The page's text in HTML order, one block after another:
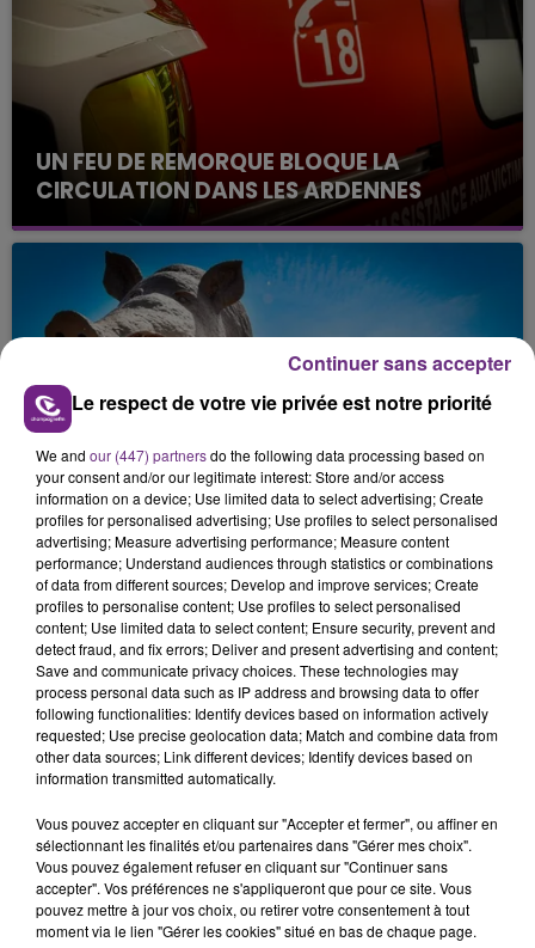
UN FEU DE REMORQUE BLOQUE LA
CIRCULATION DANS LES ARDENNES
Un feu de remorque s'est déclaré ce mercredi en
fin de matinée sur l'A34.
VENEZ FÊTER CE WEEK-END
L'ANNIVERSAIRE DE WOINIC
Ce samedi 8 août sera un grand jour :
l'anniversaire du plus gros sanglier du monde.
Une fête est donc organisée et vous êtes tous
conviés !
TITRES DIFFUSÉS
0h54
0h54
AMBRE
J'me Demande
0h51
0h51
AVA MAX
Who's Laughing Now
Le respect de votre vie privée est notre priorité
We and our (447) partnersdo the following data processing based on
your consent and/or our legitimate interest: Store and/or access
information on a device; Use limited data to select advertising; Create
profiles for personalised advertising; Use profiles to select personalised
advertising; Measure advertising performance; Measure content
performance; Understand audiences through statistics or combinations
of data from different sources; Develop and improve services; Create
profiles to personalise content; Use profiles to select personalised
content; Use limited data to select content; Ensure security, prevent and
detect fraud, and fix errors; Deliver and present advertising and content;
Save and communicate privacy choices. These technologies may
process personal data such as IP address and browsing data to offer
following functionalities: Identify devices based on information actively
requested; Use precise geolocation data; Match and combine data from
other data sources; Link different devices; Identify devices based on
information transmitted automatically.
Vous pouvez accepter en cliquant sur "Accepter et fermer", ou affiner en
sélectionnant les finalités et/ou partenaires dans "Gérer mes choix".
Vous pouvez également refuser en cliquant sur "Continuer sans
accepter". Vos préférences ne s'appliqueront que pour ce site. Vous
pouvez mettre à jour vos choix, ou retirer votre consentement à tout
moment via le lien "Gérer les cookies" situé en bas de chaque page.
Continuer sans accepter